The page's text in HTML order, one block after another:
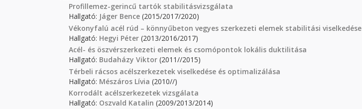
Profillemez-gerincű tartók stabilitásvizsgálata
Hallgató: Jáger Bence (2015/2017/2020)
Vékonyfalú acél rúd – könnyűbeton vegyes szerkezeti elemek stabilitási viselkedése
Hallgató: Hegyi Péter (2013/2016/2017)
Acél- és öszvérszerkezeti elemek és csomópontok lokális duktilitása
Hallgató: Budaházy Viktor (2011//2015)
Térbeli rácsos acélszerkezetek viselkedése és optimalizálása
Hallgató: Mészáros Lívia (2010//)
Korrodált acélszerkezetek vizsgálata
Hallgató: Oszvald Katalin (2009/2013/2014)